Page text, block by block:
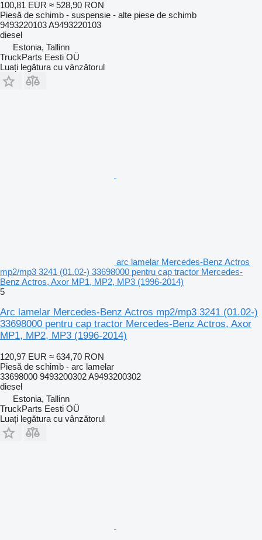
100,81 EUR ≈ 528,90 RON
Piesă de schimb - suspensie - alte piese de schimb
9493220103 A9493220103
diesel
Estonia, Tallinn
TruckParts Eesti OÜ
Luați legătura cu vânzătorul
arc lamelar Mercedes-Benz Actros
mp2/mp3 3241 (01.02-) 33698000 pentru cap tractor Mercedes-
Benz Actros, Axor MP1, MP2, MP3 (1996-2014)
5
Arc lamelar Mercedes-Benz Actros mp2/mp3 3241 (01.02-)
33698000 pentru cap tractor Mercedes-Benz Actros, Axor
MP1, MP2, MP3 (1996-2014)
120,97 EUR ≈ 634,70 RON
Piesă de schimb - arc lamelar
33698000 9493200302 A9493200302
diesel
Estonia, Tallinn
TruckParts Eesti OÜ
Luați legătura cu vânzătorul